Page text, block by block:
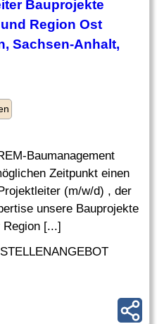
Bauprojekte
Region Ost
Sachsen-Anhalt,
Baumanagement
Zeitpunkt einen
(m/w/d) , der
unsere Bauprojekte
Region [...]